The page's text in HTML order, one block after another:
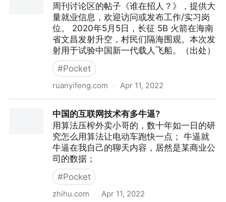
周刊讨论区的帖子《谁在招人？》，提供大
量就业信息，欢迎访问或发布工作/实习岗
位。 2020年5月5日，长征 5B 火箭在海南
省文昌发射升空，村民们隔海围观。本次发
射用于试验中国新一代载人飞船。（出处）
#Pocket
ruanyifeng.com · Apr 11, 2022
中国的互联网技术有多牛逼?
用算法压榨外卖小哥的，数十年如一日的研
究怎么用算法让电动车跑快一点； 牛逼就
牛逼在我自己的聊天内容，居然是某商业公
司的数据；
#Pocket
zhihu.com · Apr 11, 2022